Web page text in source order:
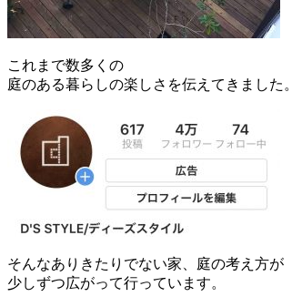
これまで数多くの
庭のある暮らしの楽しさを伝えてきました。
そんなありきたりでない家、庭の考え方が
少しずつ広がって行っています。